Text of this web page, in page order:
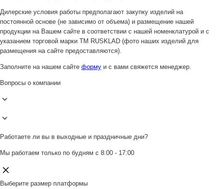
Дилерские условия работы предполагают закупку изделий на
постоянной основе (не зависимо от объема) и размещение нашей
продукции на Вашем сайте в соответствии с нашей номенклатурой и с
указанием торговой марки ТМ RUSKLAD (фото наших изделий для
размещения на сайте предоставляются).
Заполните на нашем сайте форму и с вами свяжется менеджер.
Вопросы о компании
Работаете ли вы в выходные и праздничные дни?
Мы работаем только по будням с 8:00 - 17:00
Выберите размер платформы